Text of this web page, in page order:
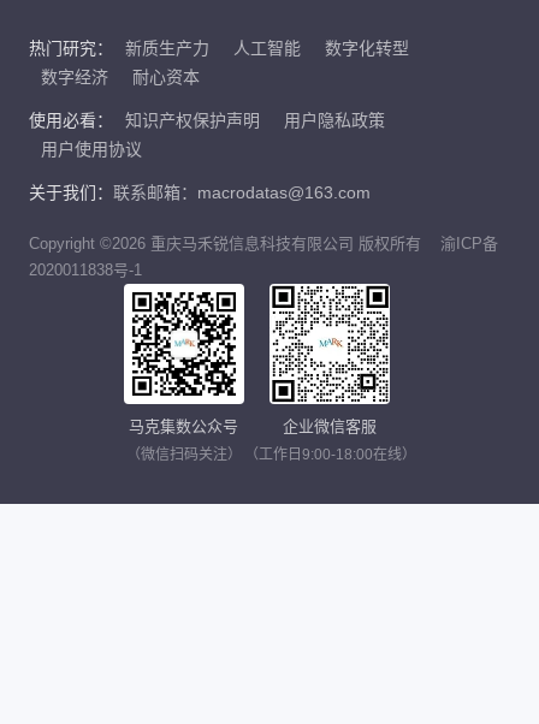
热门研究： 新质生产力 人工智能
数字化转型
数字经济
耐心资本
使用必看： 知识产权保护声明
用户隐私政策
用户使用协议
关于我们： 联系邮箱：macrodatas@163.com
Copyright ©2026 重庆马禾锐信息科技有限公司 版权所有
渝ICP备
2020011838号-1
马克集数公众号
（微信扫码关注）
企业微信客服
（工作日9:00-18:00在线）